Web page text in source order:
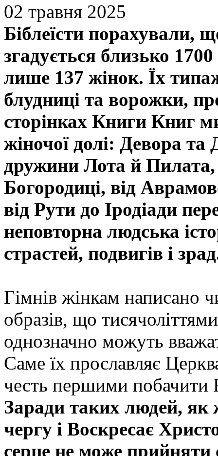
02 травня 2025
Біблеїсти порахували,
згадується близько
лише 137 жінок. Їх
блудниці та ворожки,
сторінках Книги Книг
жіночої долі: Девора
дружини Лота й Пилата,
Богородиці, від
від Рути до Іродіади
неповторна людська
страстей, подвигів і
Гімнів жінкам написано
образів, що
однозначно можуть
Саме їх прославляє
честь першими побачити
Заради таких людей, як
чергу і Воскресає
серце не може прийняти